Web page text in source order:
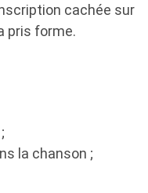
cachée sur
pris forme.
la chanson ;